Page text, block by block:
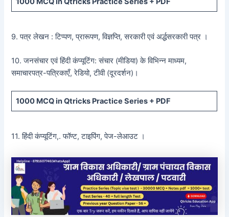
9. पत्र लेखन : टिप्पण, प्रारूपण, विज्ञप्ति, सरकारी एवं अर्द्धसरकारी पत्र ।
10. जनसंचार एवं हिंदी कंप्यूटिंग: संचार (मीडिया) के विभिन्न माध्यम,
समाचारपत्र-पत्रिकाएँ, रेडियो, टीवी (दूरदर्शन)।
1000 MCQin Qtricks Practice Series + PDF
11. हिंदी कंप्यूटिंग,. फॉण्ट, टाइपिंग, पेज-लेआउट ।